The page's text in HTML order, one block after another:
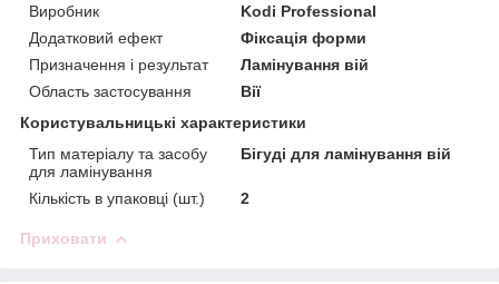
Виробник
Kodi Professional
Додатковий ефект
Фіксація форми
Призначення і результат
Ламінування вій
Область застосування
Вії
Користувальницькі характеристики
Тип матеріалу та засобу
для ламінування
Бігуді для ламінування вій
Кількість в упаковці (шт.) 2
Приховати